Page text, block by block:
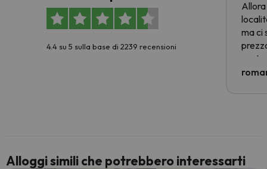
4.4 su 5 sulla base di 2239 recensioni
Allora
ma ci
Alloggi simili che potrebbero interessarti